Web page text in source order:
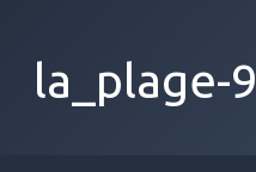
la_plage-9